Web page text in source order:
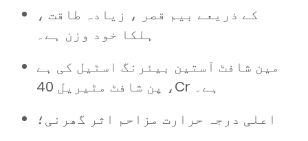
کے ذریعے بیم قصر ، زیادہ طاقت ،
ہلکا خود وزن ہے۔
مین شافٹ آستین بیئرنگ اسٹیل کی ہے
، پن شافٹ مٹیریل 40Cr ہے۔
اعلی درجہ حرارت مزاحم اثر گھرنی؛